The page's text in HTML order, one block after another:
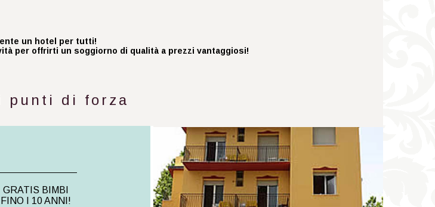
un hotel per tutti!
per offrirti un soggiorno di qualità a prezzi vantaggiosi!
punti di forza
GRATIS BIMBI
FINO I 10 ANNI!